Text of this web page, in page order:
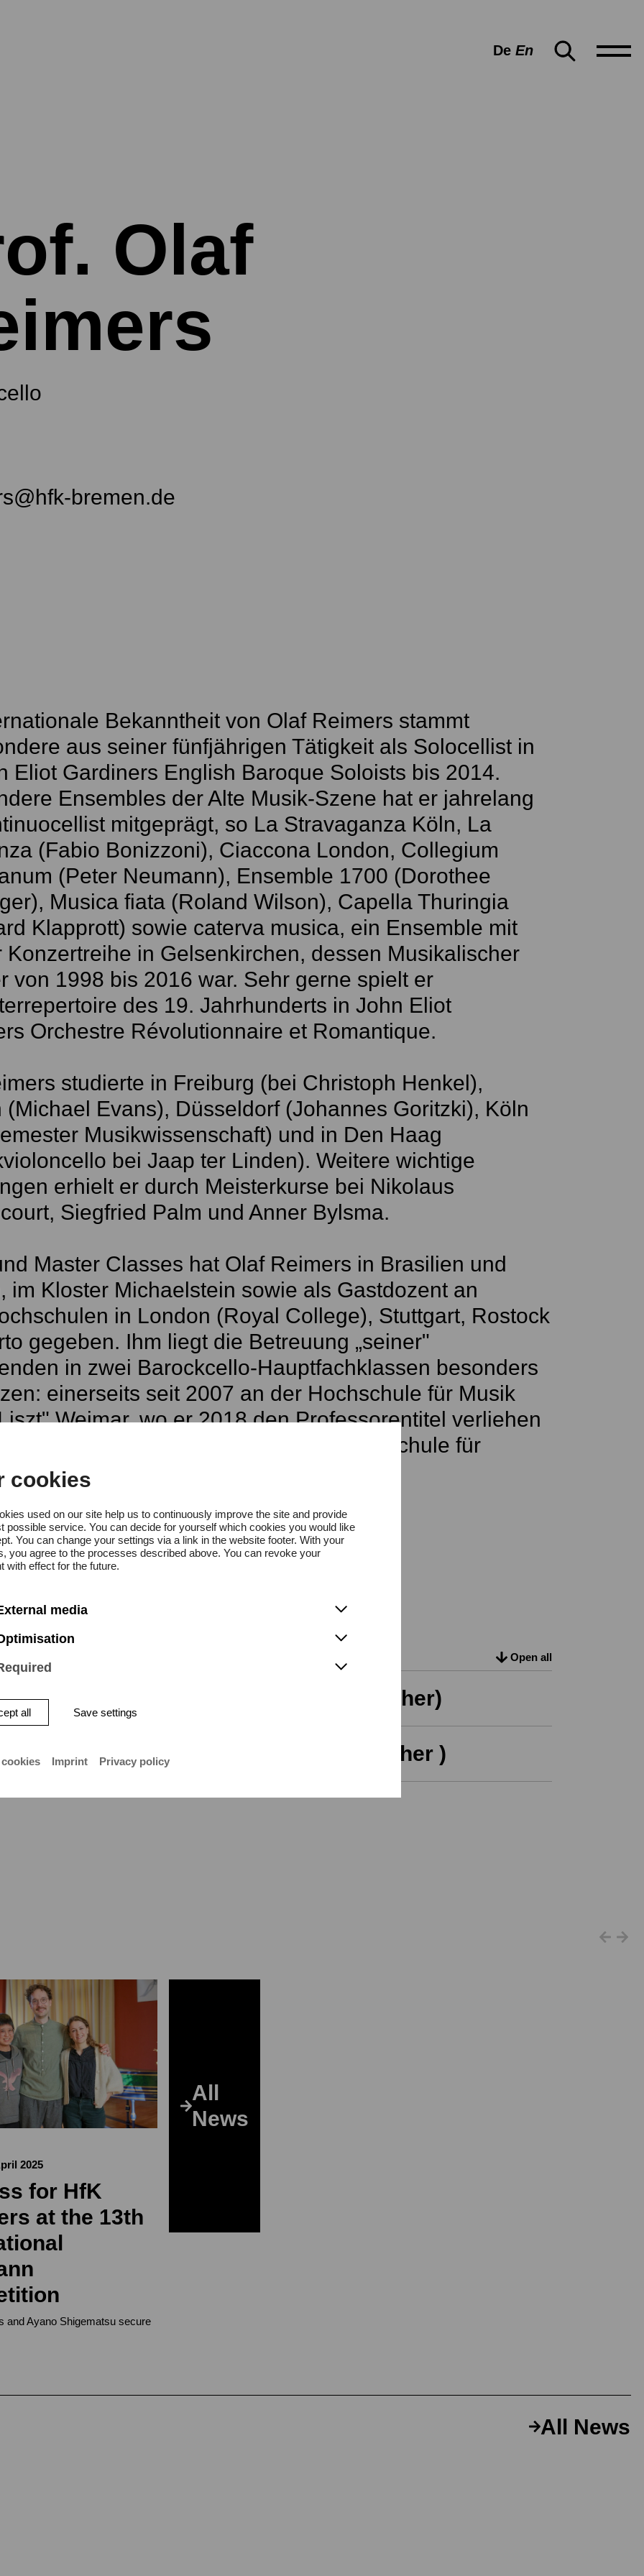
cookies
used on our site help us to continuously improve the site and provide
possible service. You can decide for yourself which cookies you would like
You can change your settings via a link in the website footer. With your
you agree to the processes described above. You can revoke your
with effect for the future.
media
all Save settings
cookies Imprint Privacy policy
De En
Olaf
bremen.de
Bekanntheit von Olaf Reimers stammt
aus seiner fünfjährigen Tätigkeit als Solocellist in
Eliot Gardiners English Baroque Soloists bis 2014.
Ensembles der Alte Musik-Szene hat er jahrelang
mitgeprägt, so La Stravaganza Köln, La
(Fabio Bonizzoni), Ciaccona London, Collegium
(Peter Neumann), Ensemble 1700 (Dorothee
Musica fiata (Roland Wilson), Capella Thuringia
Klapprott) sowie caterva musica, ein Ensemble mit
Konzertreihe in Gelsenkirchen, dessen Musikalischer
von 1998 bis 2016 war. Sehr gerne spielt er
des 19. Jahrhunderts in John Eliot
Orchestre Révolutionnaire et Romantique.
studierte in Freiburg (bei Christoph Henkel),
(Michael Evans), Düsseldorf (Johannes Goritzki), Köln
Musikwissenschaft) und in Den Haag
bei Jaap ter Linden). Weitere wichtige
erhielt er durch Meisterkurse bei Nikolaus
Siegfried Palm und Anner Bylsma.
Master Classes hat Olaf Reimers in Brasilien und
im Kloster Michaelstein sowie als Gastdozent an
in London (Royal College), Stuttgart, Rostock
gegeben. Ihm liegt die Betreuung „seiner"
in zwei Barockcello-Hauptfachklassen besonders
einerseits seit 2007 an der Hochschule für Musik
Weimar, wo er 2018 den Professorentitel verliehen
und andererseits seit 2022 an der Hochschule für
Bremen.
Open all
Aufführungspraxis (hohe Streicher)
Aufführungspraxis (Tiefe Streicher )
2025
for HfK
at the 13th
and Ayano Shigematsu secure
All
News
All News